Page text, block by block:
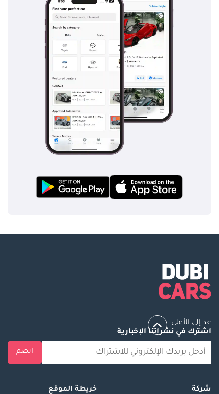
عد إلى الأعلى
اشترك في نشراتنا الإخبارية
انضم
شركة
خريطة الموقع